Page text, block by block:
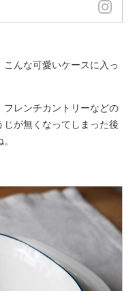
んな可愛いケースに入っ
レンチカントリーなどの
が無くなってしまった後